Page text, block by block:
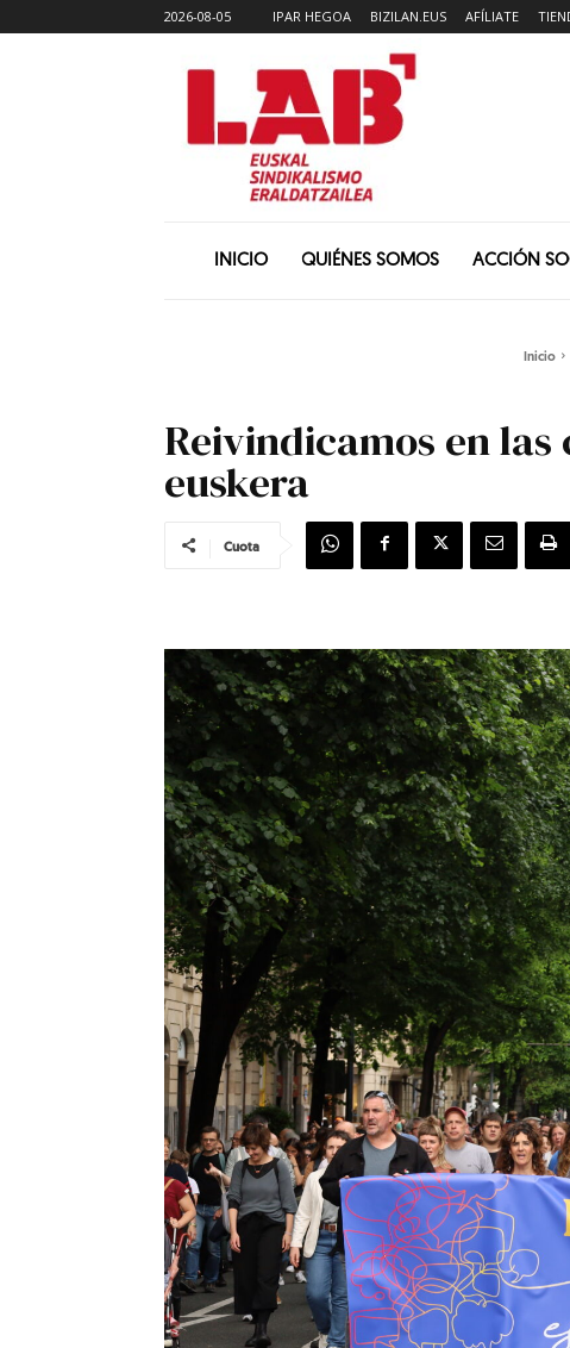
2026-08-05 IPAR HEGOA BIZILAN.EUS AFÍLIATE
INICIO QUIÉNES SOMOS ACCIÓN
Inicio
Reivindicamos en
euskera
Cuota